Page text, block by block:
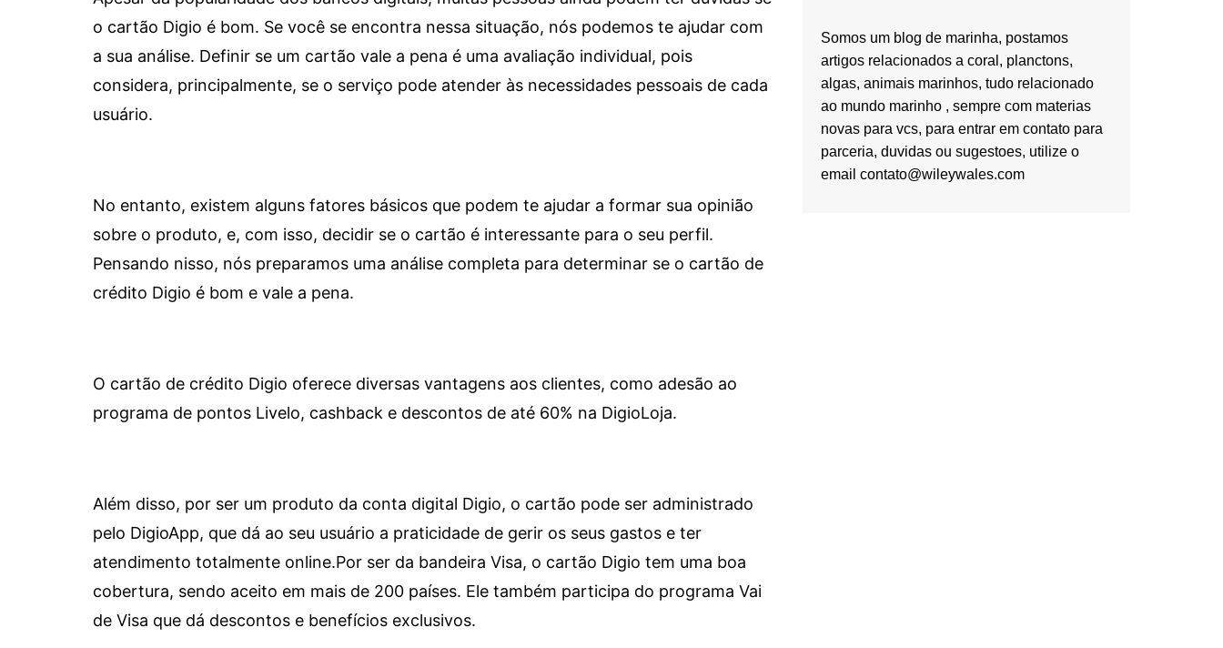
o cartão Digio é bom. Se você se encontra nessa situação, nós podemos te ajudar com
a sua análise. Definir se um cartão vale a pena é uma avaliação individual, pois
considera, principalmente, se o serviço pode atender às necessidades pessoais de cada
usuário.
No entanto, existem alguns fatores básicos que podem te ajudar a formar sua opinião
sobre o produto, e, com isso, decidir se o cartão é interessante para o seu perfil.
Pensando nisso, nós preparamos uma análise completa para determinar se o cartão de
crédito Digio é bom e vale a pena.
O cartão de crédito Digio oferece diversas vantagens aos clientes, como adesão ao
programa de pontos Livelo, cashback e descontos de até 60% na DigioLoja.
Além disso, por ser um produto da conta digital Digio, o cartão pode ser administrado
pelo DigioApp, que dá ao seu usuário a praticidade de gerir os seus gastos e ter
atendimento totalmente online.Por ser da bandeira Visa, o cartão Digio tem uma boa
cobertura, sendo aceito em mais de 200 países. Ele também participa do programa Vai
de Visa que dá descontos e benefícios exclusivos.
Somos um blog de marinha, postamos
artigos relacionados a coral, planctons,
algas, animais marinhos, tudo relacionado
ao mundo marinho , sempre com materias
novas para vcs, para entrar em contato para
parceria, duvidas ou sugestoes, utilize o
email contato@wileywales.com